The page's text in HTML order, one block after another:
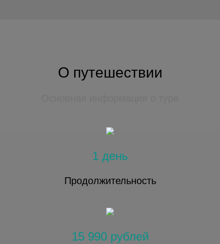
О путешествии
1 день
Продолжительность
15 990 рублей